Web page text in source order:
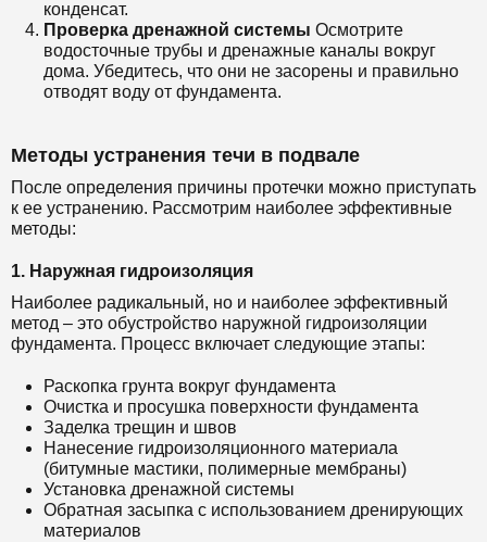
конденсат.
Проверка дренажной системы Осмотрите
водосточные трубы и дренажные каналы вокруг
дома. Убедитесь, что они не засорены и правильно
отводят воду от фундамента.
Методы устранения течи в подвале
После определения причины протечки можно приступать
к ее устранению. Рассмотрим наиболее эффективные
методы:
1. Наружная гидроизоляция
Наиболее радикальный, но и наиболее эффективный
метод – это обустройство наружной гидроизоляции
фундамента. Процесс включает следующие этапы:
Раскопка грунта вокруг фундамента
Очистка и просушка поверхности фундамента
Заделка трещин и швов
Нанесение гидроизоляционного материала
(битумные мастики, полимерные мембраны)
Установка дренажной системы
Обратная засыпка с использованием дренирующих
материалов